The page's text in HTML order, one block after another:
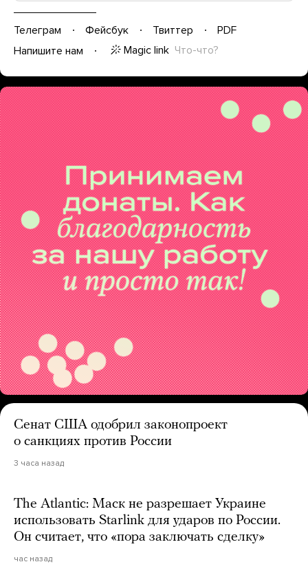
Телеграм Фейсбук Твиттер
PDF
Напишите нам
Magic link Что-что?
Сенат США одобрил законопроект
о санкциях против России
3 часа назад
The Atlantic: Маск не разрешает Украине
использовать Starlink для ударов по России.
Он считает, что «пора заключать сделку»
час назад